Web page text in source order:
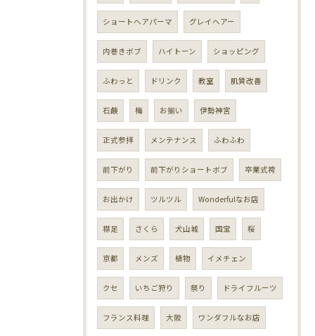
ショートヘアパーマ グレイヘアー
内巻きボブ ハイトーン ショッピング
ふわっと ドリンク 教室 肌質改善
石鹸 梅 お揃い 伊勢神宮
正式参拝 メンテナンス ふわふわ
前下がり 前下がりショートボブ 卒業式袴
お出かけ ツルツル Wonderfulなお店
襟足 さくら 犬山城 国宝 桜
京都 メンズ 植物 イメチェン
クセ いちご狩り 祭り ドライフルーツ
フランス料理 大阪 ワンダフルなお店